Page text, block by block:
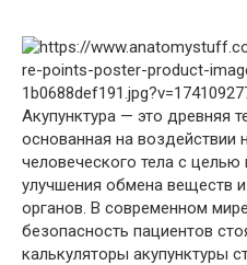
Акупунктура — это древняя
основанная на воздействии
человеческого тела с целью
улучшения обмена веществ
органов. В современном
безопасность пациентов
калькуляторы акупунктуры